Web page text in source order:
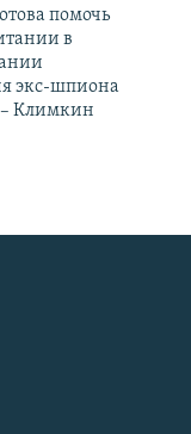
помочь
в
экс-шпиона
Климкин